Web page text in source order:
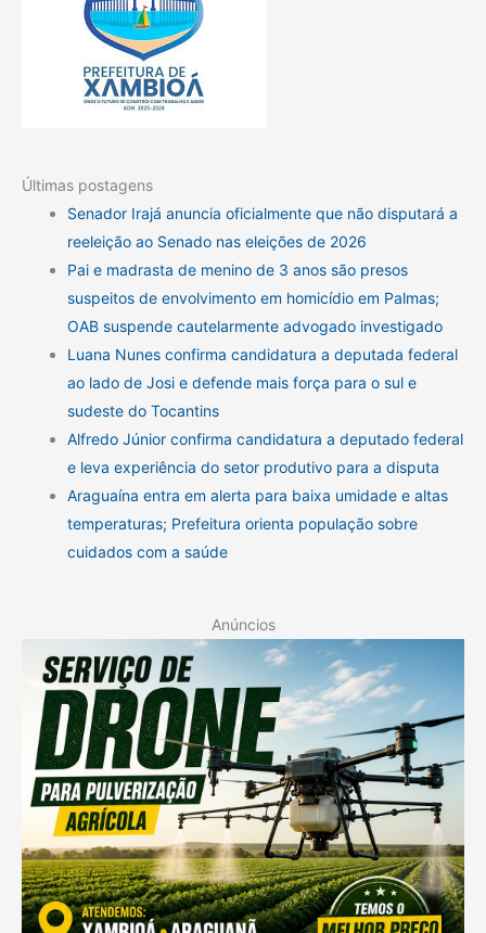
Últimas postagens
Senador Irajá anuncia oficialmente que não disputará a
reeleição ao Senado nas eleições de 2026
Pai e madrasta de menino de 3 anos são presos
suspeitos de envolvimento em homicídio em Palmas;
OAB suspende cautelarmente advogado investigado
Luana Nunes confirma candidatura a deputada federal
ao lado de Josi e defende mais força para o sul e
sudeste do Tocantins
Alfredo Júnior confirma candidatura a deputado federal
e leva experiência do setor produtivo para a disputa
Araguaína entra em alerta para baixa umidade e altas
temperaturas; Prefeitura orienta população sobre
cuidados com a saúde
Anúncios